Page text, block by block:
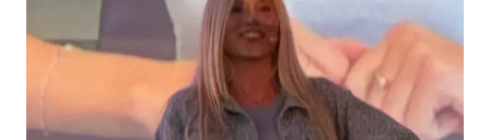
MANAGEMENT
FAQ